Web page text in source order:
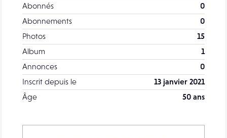
Abonnés
0
Abonnements
0
Photos
15
Album
1
Annonces
0
Inscrit depuis le
13 janvier 2021
Âge
50 ans